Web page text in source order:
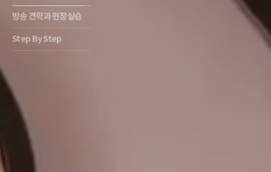
방송 견학과 현장실습
Step By Step